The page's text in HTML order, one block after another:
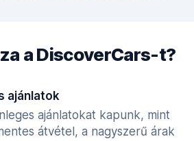
a DiscoverCars-t?
ajánlatok
ajánlatokat kapunk, mint
átvétel, a nagyszerű árak